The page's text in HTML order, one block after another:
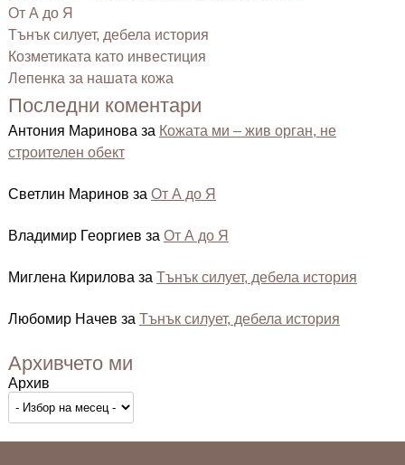
От А до Я
Тънък силует, дебела история
Козметиката като инвестиция
Лепенка за нашата кожа
Последни коментари
Антония Маринова за Кожата ми – жив орган, не
строителен обект
Светлин Маринов за От А до Я
Владимир Георгиев за От А до Я
Миглена Кирилова за Тънък силует, дебела история
Любомир Начев за Тънък силует, дебела история
Архивчето ми
Архив